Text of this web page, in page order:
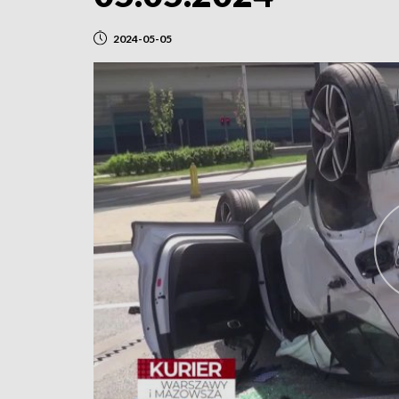
2024-05-05